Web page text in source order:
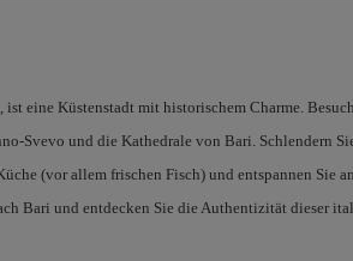
eine Küstenstadt mit historischem Charme.
Svevo und die Kathedrale von Bari. Schlendern
(vor allem frischen Fisch) und entspannen Sie
Bari und entdecken Sie die Authentizität dieser